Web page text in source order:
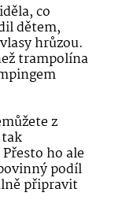
co
dětem,
hrůzou.
trampolína
z
ho ale
podíl
připravit